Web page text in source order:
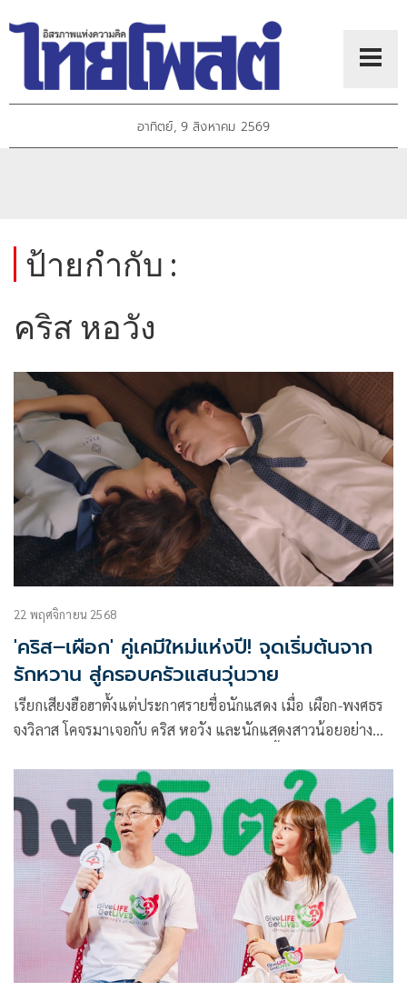
อาทิตย์, 9 สิงหาคม 2569
ป้ายกำกับ :
คริส หอวัง
22 พฤศจิกายน 2568
'คริส–เผือก' คู่เคมีใหม่แห่งปี! จุดเริ่มต้นจาก
รักหวาน สู่ครอบครัวแสนวุ่นวาย
เรียกเสียงฮือฮาตั้งแต่ประกาศรายชื่อนักแสดง เมื่อ เผือก-พงศธร
จงวิลาส โคจรมาเจอกับ คริส หอวัง และนักแสดงสาวน้อยอย่าง
ใหม่ “บ้านตัวอย่างครอบครัวตัวหลอก (A SAMPLE FAMILY)”
ออริจินัลซีรีส์จาก ทรูวิชั่นส์ นาว